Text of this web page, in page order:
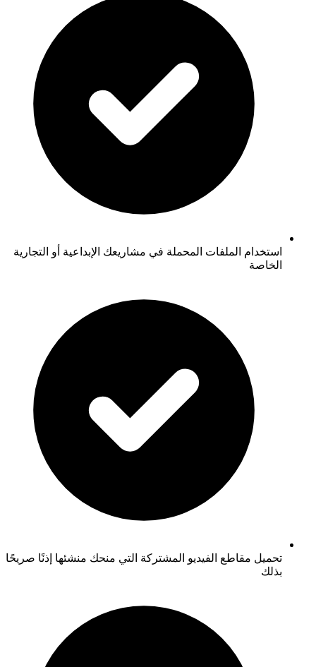
استخدام الملفات المحملة في مشاريعك الإبداعية أو التجارية
الخاصة
تحميل مقاطع الفيديو المشتركة التي منحك منشئها إذنًا صريحًا
بذلك